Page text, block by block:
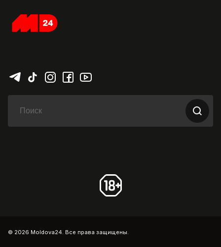
© 2026 Moldova24. Все права защищены.